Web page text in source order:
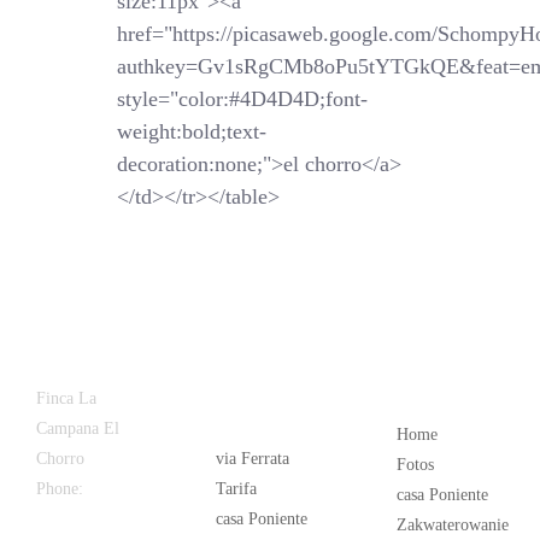
href="https://picasaweb.google.com/
style="color:#4D4D4D;font-
weight:bold;text-
decoration:none;">el chorro</a>
</td></tr></table>
Finca La
Campana El
Chorro
Phone:
via Ferrata
Tarifa
casa Poniente
Home
Fotos
casa Poniente
Zakwaterowanie